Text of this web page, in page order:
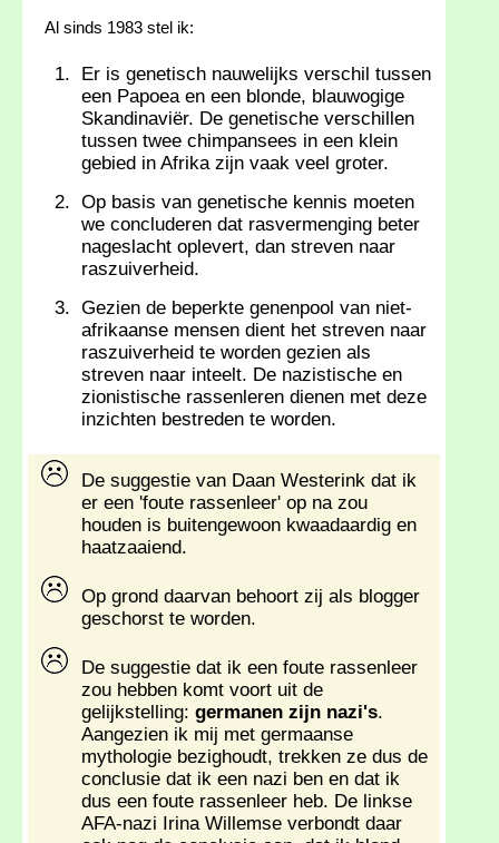
Al sinds 1983 stel ik:
Er is genetisch nauwelijks verschil tussen
een Papoea en een blonde, blauwogige
Skandinaviër. De genetische verschillen
tussen twee chimpansees in een klein
gebied in Afrika zijn vaak veel groter.
Op basis van genetische kennis moeten
we concluderen dat rasvermenging beter
nageslacht oplevert, dan streven naar
raszuiverheid.
Gezien de beperkte genenpool van niet-
afrikaanse mensen dient het streven naar
raszuiverheid te worden gezien als
streven naar inteelt. De nazistische en
zionistische rassenleren dienen met deze
inzichten bestreden te worden.
De suggestie van Daan Westerink dat ik
er een 'foute rassenleer' op na zou
houden is buitengewoon kwaadaardig en
haatzaaiend.
Op grond daarvan behoort zij als blogger
geschorst te worden.
De suggestie dat ik een foute rassenleer
zou hebben komt voort uit de
gelijkstelling: germanen zijn nazi's.
Aangezien ik mij met germaanse
mythologie bezighoudt, trekken ze dus de
conclusie dat ik een nazi ben en dat ik
dus een foute rassenleer heb. De linkse
AFA-nazi Irina Willemse verbondt daar